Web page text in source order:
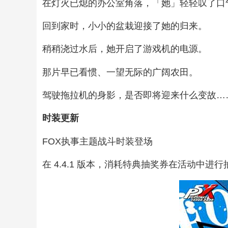
在灯火已熄的办公室角落，「她」轻轻叹了口
回到家时，小小的盆栽迎接了她的归来。
稍稍浇过水后，她开启了游戏机的电源。
那片早已看惯、一望无际的广阔农田。
驾驶拖拉机的身影，是否即将迎来什么变故
时装更新
FOX执事主题战斗时装登场
在 4.4.1 版本，消耗特典抽奖券在活动中进行